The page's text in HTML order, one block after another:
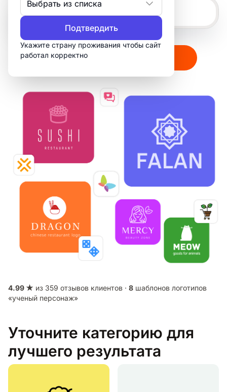
Выбрать из списка
Подтвердить
Укажите страну проживания чтобы сайт
работал корректноСоздать мой логотип
4.99 ★ из 359 отзывов клиентов · 8 шаблонов логотипов
«ученый персонаж»
Уточните категорию для
лучшего результата